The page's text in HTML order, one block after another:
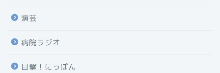
演芸
病院ラジオ
目撃！にっぽん